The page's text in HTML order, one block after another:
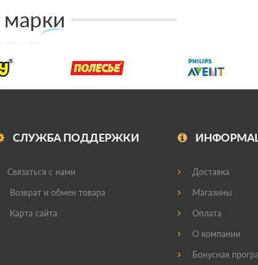
марки
СЛУЖБА ПОДДЕРЖКИ
Связаться с нами
Возврат и обмен товара
Карта сайта
Доставка
Магазины
Оплата
О компании
Бонусная